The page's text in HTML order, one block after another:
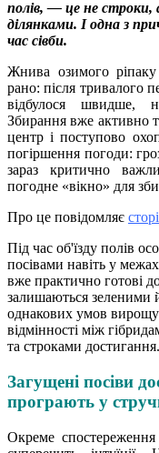
полів, — це не строки,
ділянками. І одна з
час сівби.
Жнива озимого
рано: після тривалого
відбулося швидше,
Збирання вже активно
центр і поступово
погіршення погоди:
зараз критично
погодне «вікно» для
Про це повідомляє
Під час об'їзду полів
посівами навіть у
вже практично готові
залишаються зеленими
однакових умов
відмінності між
та строками достигання.
Загущені посіви
програють у
Окреме